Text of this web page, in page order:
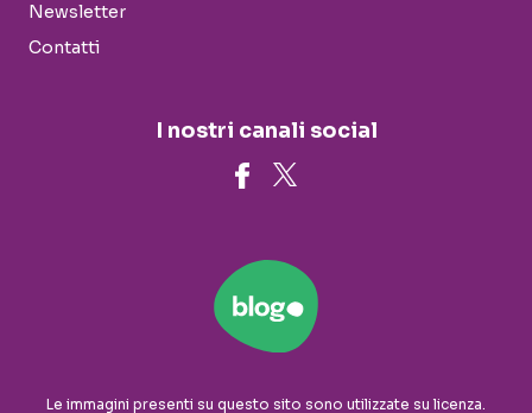
Newsletter
Contatti
I nostri canali social
Le immagini presenti su questo sito sono utilizzate su licenza.